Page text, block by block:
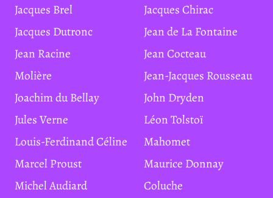
Jacques Brel
Jacques Chirac
Jacques Dutronc
Jean de La Fontaine
Jean Racine
Jean Cocteau
Molière
Jean-Jacques Rousseau
Joachim du Bellay
John Dryden
Jules Verne
Léon Tolstoï
Louis-Ferdinand Céline
Mahomet
Marcel Proust
Maurice Donnay
Michel Audiard
Coluche